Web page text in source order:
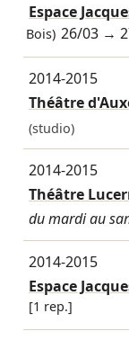
Espace
Bois) 26/03 →
2014-2015
Théâtre
(studio)
2014-2015
Théâtre
du mardi au
2014-2015
Espace
[1 rep.]